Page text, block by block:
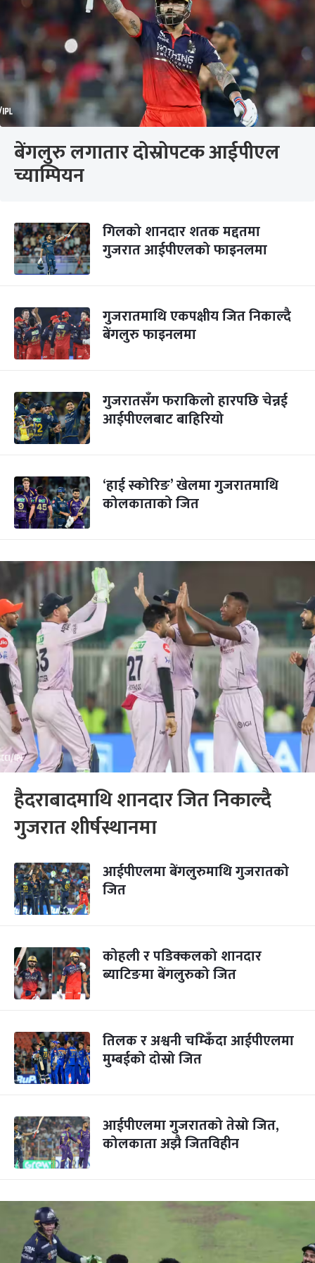
बेंगलुरु लगातार दोस्रोपटक आईपीएल
च्याम्पियन
गिलको शानदार शतक मद्दतमा
गुजरात आईपीएलको फाइनलमा
गुजरातमाथि एकपक्षीय जित निकाल्दै
बेंगलुरु फाइनलमा
गुजरातसँग फराकिलो हारपछि चेन्नई
आईपीएलबाट बाहिरियो
‘हाई स्कोरिङ’ खेलमा गुजरातमाथि
कोलकाताको जित
हैदराबादमाथि शानदार जित निकाल्दै
गुजरात शीर्षस्थानमा
आईपीएलमा बेंगलुरुमाथि गुजरातको
जित
कोहली र पडिक्कलको शानदार
ब्याटिङमा बेंगलुरुको जित
तिलक र अश्वनी चम्किँदा आईपीएलमा
मुम्बईको दोस्रो जित
आईपीएलमा गुजरातको तेस्रो जित,
कोलकाता अझै जितविहीन